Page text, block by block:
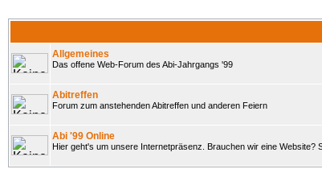
Allgemeines
Das offene Web-Forum des Abi-Jahrgangs '99
Abitreffen
Forum zum anstehenden Abitreffen und anderen Feiern
Abi '99 Online
Hier geht's um unsere Internetpräsenz. Brauchen wir eine Website?